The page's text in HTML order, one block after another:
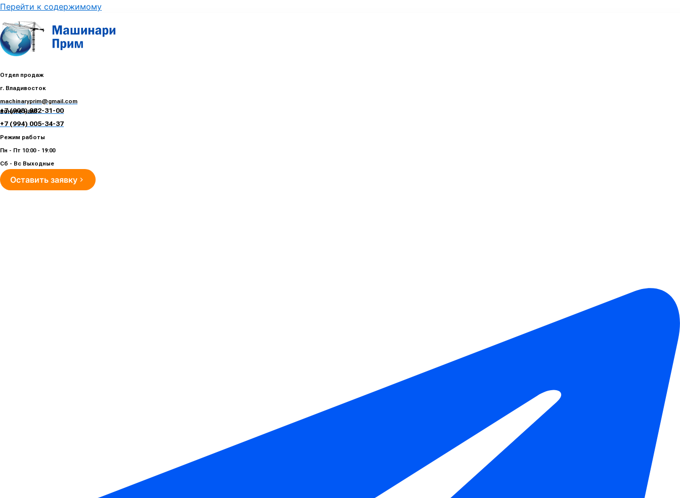
Перейти к содержимому
Отдел продаж
г. Владивосток
machinaryprim@gmail.com
нам!
+7 (908) 982-31-00
+7 (994) 005-34-37
Режим работы
Пн - Пт 10:00 - 19:00
Сб - Вс Выходные
Оставить заявку